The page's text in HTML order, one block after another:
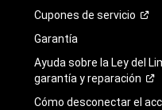
Cupones de servicio
Garantía
Ayuda sobre la Ley del
garantía yreparación
Cómo desconectar el